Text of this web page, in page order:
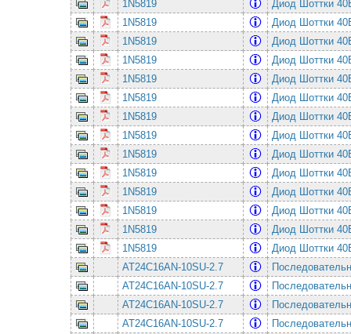
1N5819
Диод Шоттки
1N5819
Диод Шоттки
1N5819
Диод Шоттки
1N5819
Диод Шоттки
1N5819
Диод Шоттки
1N5819
Диод Шоттки
1N5819
Диод Шоттки
1N5819
Диод Шоттки
1N5819
Диод Шоттки
1N5819
Диод Шоттки
1N5819
Диод Шоттки
1N5819
Диод Шоттки
1N5819
Диод Шоттки
1N5819
Диод Шоттки
AT24C16AN-10SU-2.7
AT24C16AN-10SU-2.7
AT24C16AN-10SU-2.7
AT24C16AN-10SU-2.7